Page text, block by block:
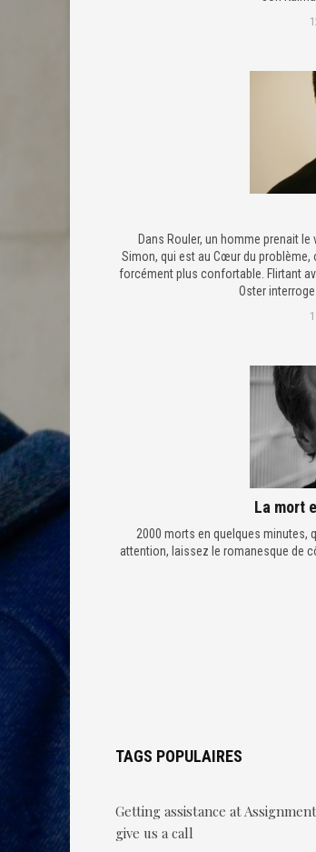
Dans Rouler, un homme prenait
Simon, qui est au Cœur du problème,
forcément plus confortable. Flirtant
Oster
La mort
2000 morts en quelques minutes,
attention, laissez le romanesque de
TAGS POPULAIRES
Getting assistance at
give us a call